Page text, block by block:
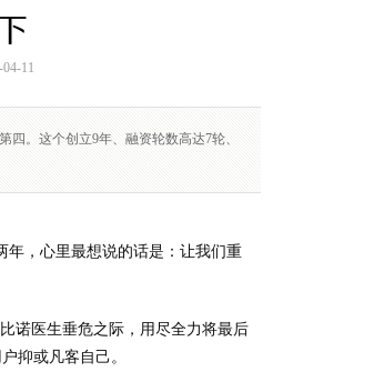
11
四。这个创立9年、融资轮数高达7轮、
年，心里最想说的话是：让我们重
诺医生垂危之际，用尽全力将最后
抑或凡客自己。